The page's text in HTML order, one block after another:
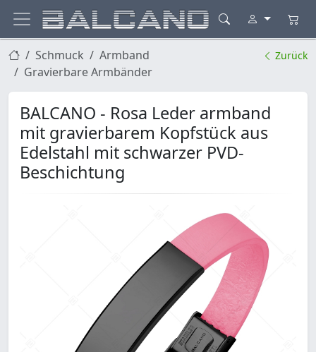
Schmuck
Armband
Gravierbare Armbänder
Zurück
BALCANO - Rosa Leder armband
mit gravierbarem Kopfstück aus
Edelstahl mit schwarzer PVD-
Beschichtung